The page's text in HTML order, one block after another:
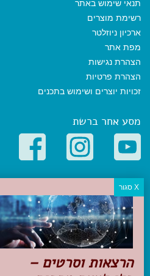
תנאי שימוש באתר
רשימת מוצרים
ארכיון ניוזלטר
מפת אתר
הצהרת נגישות
הצהרת פרטיות
זכויות יוצרים ושימוש בתכנים
מסע אחר ברשת
קטגוריות פופולריות
יעדים
טיולים בישראל
מלונות בוטיק בישראל
טיפים והמלצות
הכנות לנסיעה
הרצאות וסרטים –